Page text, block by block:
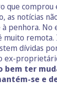
que
as notícias
penhora. No
muito remota.
dívidas
ex-
bem ter
se e